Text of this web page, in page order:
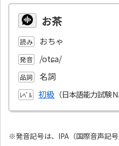
お茶
読み おちゃ
発音 /otɕa/
品詞 名詞
ﾚﾍﾞﾙ 初級
※発音記号は、IPA（国際音声記号